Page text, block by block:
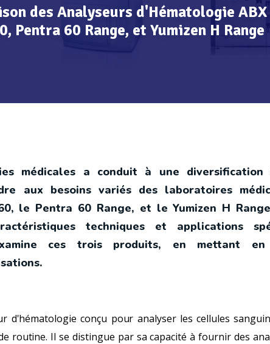
des Analyseurs d'Hématologie ABX
Pentra 60 Range, et Yumizen H Range
médicales a conduit à une diversification
aux besoins variés des laboratoires
le Pentra 60 Range, et le Yumizen H
techniques et applications
ces trois produits, en mettant
d'hématologie conçu pour analyser les cellules
routine. Il se distingue par sa capacité à fournir des